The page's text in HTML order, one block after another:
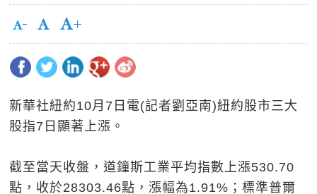
新華社紐約10月7日電(記者劉亞南)紐約股市三大
股指7日顯著上漲。
截至當天收盤，道鐘斯工業平均指數上漲530.70
點，收於28303.46點，漲幅為1.91%；標準普爾